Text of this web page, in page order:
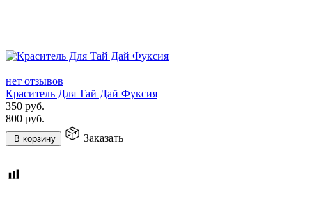
нет отзывов
Краситель Для Тай Дай Фуксия
350 руб.
800 руб.
В корзину Заказать